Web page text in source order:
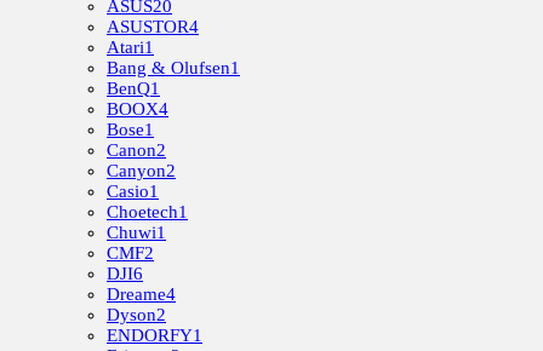
ASUS20
ASUSTOR4
Atari1
Bang & Olufsen1
BenQ1
BOOX4
Bose1
Canon2
Canyon2
Casio1
Choetech1
Chuwi1
CMF2
DJI6
Dreame4
Dyson2
ENDORFY1